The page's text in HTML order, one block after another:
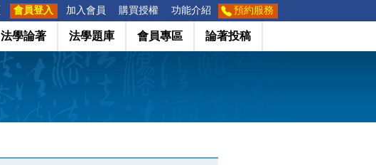
會員登入 加入會員 購買授權 功能介紹 預約服務
法學論著 法學題庫 會員專區 論著投稿